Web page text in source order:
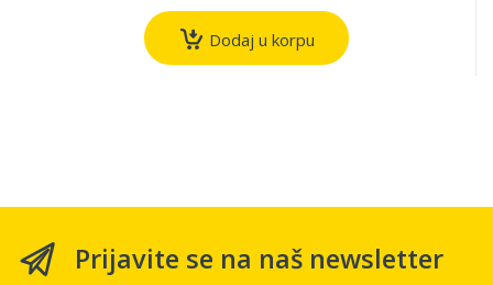
Dodaj u korpu
Prijavite se na naš newsletter